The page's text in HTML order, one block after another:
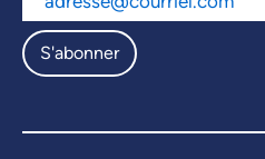
S'abonner